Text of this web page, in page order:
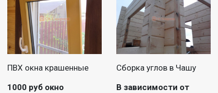
ПВХ окна крашенные
1000 руб окно
Сборка углов в Чашу
В зависимости от